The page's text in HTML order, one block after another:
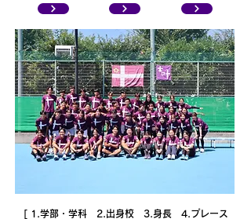
[ 1.学部・学科 2.出身校 3.身長 4.プレース